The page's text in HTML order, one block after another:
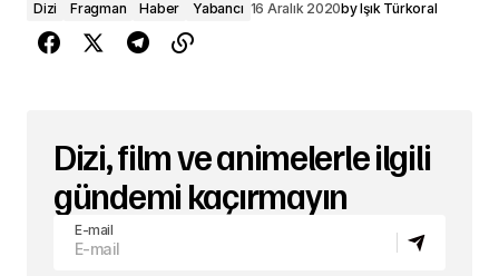
Dizi Fragman Haber Yabancı 16 Aralık 2020byIşık Türkoral
Dizi, film ve animelerle ilgili
gündemi kaçırmayın
E-mail